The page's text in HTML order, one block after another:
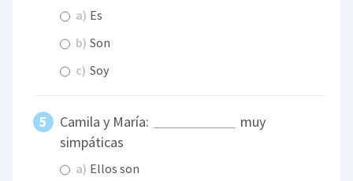
a) Es
b) Son
c) Soy
Camila y María:
muy
simpáticas
a) Ellos son